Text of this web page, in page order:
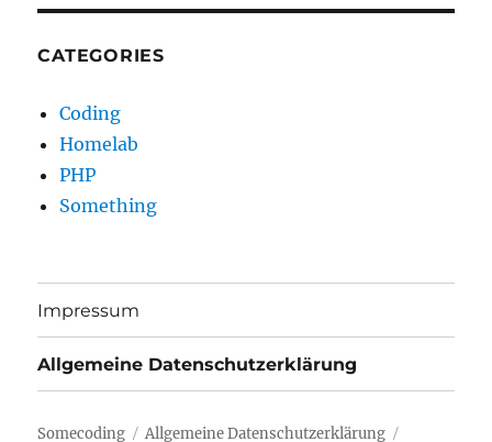
CATEGORIES
Coding
Homelab
PHP
Something
Impressum
Allgemeine Datenschutzerklärung
Somecoding Allgemeine Datenschutzerklärung